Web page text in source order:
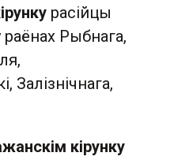
расійцы
раёнах Рыбнага,
Залізнічнага,
кірунку